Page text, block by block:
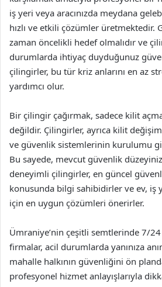
iş yeri veya aracınızda meydana
hızlı ve etkili çözümler üretmektedir.
zaman öncelikli hedef olmalıdır ve
durumlarda ihtiyaç duyduğunuz
çilingirler, bu tür kriz anlarını en az
yardımcı olur.
Bir çilingir çağırmak, sadece kilit
değildir. Çilingirler, ayrıca kilit
ve güvenlik sistemlerinin kurulumu
Bu sayede, mevcut güvenlik
deneyimli çilingirler, en güncel
konusunda bilgi sahibidirler ve ev, iş
için en uygun çözümleri önerirler.
Ümraniye’nin çeşitli semtlerinde 7/
firmalar, acil durumlarda yanınıza
mahalle halkının güvenliğini ön
profesyonel hizmet anlayışlarıyla